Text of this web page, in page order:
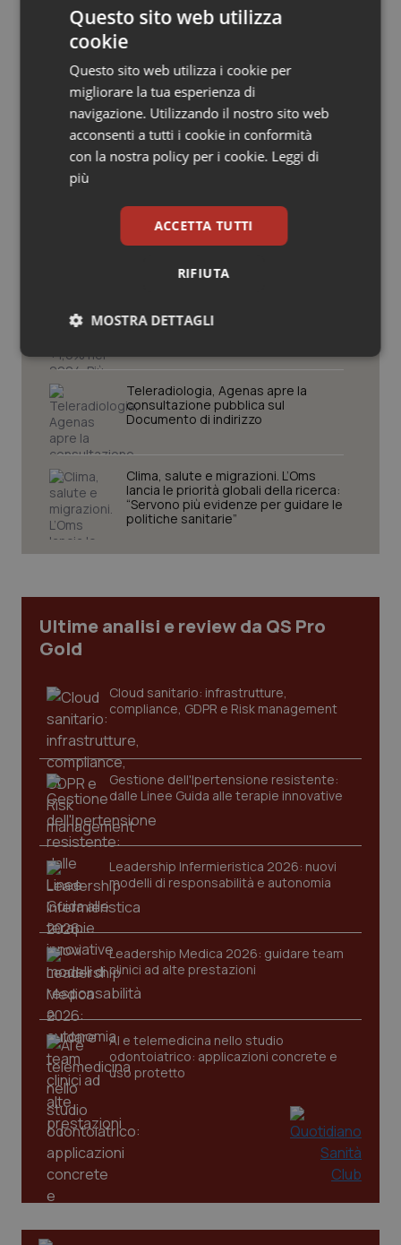
Salute orale & impianti
Sangue & coagulazione
Tiroide
Tumore al seno
Tumore ovarico
Vaccini
Potrebbe interessarti in
Studi e Analisi
Senza scelte coraggiose il Ssn rischia
di restare universale solo sulla carta.
Manovra e non solo, ecco le sfide che
2024. Più assunzioni che
Teleradiologia, Agenas apre la
consultazione pubblica sul
Documento di indirizzo
Clima, salute e migrazioni. L’Oms
lancia le priorità globali della ricerca:
“Servono più evidenze per guidare le
politiche sanitarie”
Ultime analisi e review da QS Pro
Gold
Cloud sanitario: infrastrutture,
compliance, GDPR e Risk management
Gestione dell'Ipertensione resistente:
dalle Linee Guida alle terapie innovative
Leadership Infermieristica 2026: nuovi
modelli di responsabilità e autonomia
Leadership Medica 2026: guidare team
clinici ad alte prestazioni
AI e telemedicina nello studio
odontoiatrico: applicazioni concrete e
uso protetto
Questo sito web utilizza
cookie
Questo sito web utilizza i cookie per
migliorare la tua esperienza di
navigazione. Utilizzando il nostro sito web
acconsenti a tutti i cookie in conformità
con la nostra policy per i cookie. Leggi di
più
ACCETTA TUTTI
RIFIUTA
MOSTRA DETTAGLI
Necessari Statistici Marketing
Necessari Statistici Marketing
I cookie necessari contribuiscono a rendere fruibile il
sito web abilitandone funzionalità di base quali la
Nome
Fornitore/Dominio
VISITOR_PRIVACY_METADATA
YouTube
CookieScriptConsent
www.quotidianosanita.it
tracking-enable